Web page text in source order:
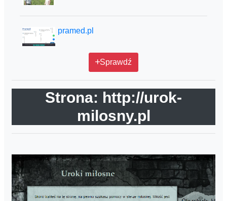
pramed.pl
Sprawdź
Strona: http://urok-
milosny.pl